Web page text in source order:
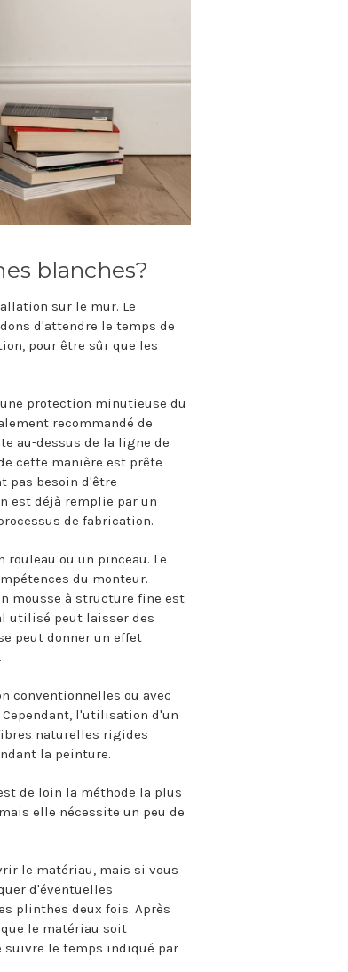
blanches?
sur le mur. Le
d'attendre le temps de
pour être sûr que les
protection minutieuse du
recommandé de
au-dessus de la ligne de
cette manière est prête
pas besoin d'être
est déjà remplie par un
de fabrication.
ou un pinceau. Le
du monteur.
mousse à structure fine est
utilisé peut laisser des
peut donner un effet
conventionnelles ou avec
l'utilisation d'un
naturelles rigides
la peinture.
de loin la méthode la plus
elle nécessite un peu de
le matériau, mais si vous
d'éventuelles
plinthes deux fois. Après
le matériau soit
suivre le temps indiqué par